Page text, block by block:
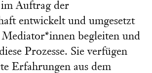
Auftrag der
entwickelt und umgesetzt
begleiten und
Prozesse. Sie verfügen
Erfahrungen aus dem